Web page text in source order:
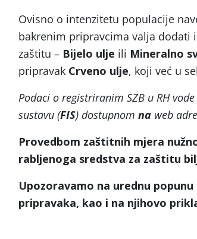
Ovisno o intenzitetu populacije
bakrenim pripravcima valja dodati
zaštitu – Bijelo ulje ili Mineralno
pripravak Crveno ulje, koji već u
Podaci o registriranim SZB u RH
sustavu (FIS) dostupnom na web
Provedbom zaštitnih mjera
rabljenoga sredstva za zaštitu
Upozoravamo na urednu
pripravaka, kao i na njihovo